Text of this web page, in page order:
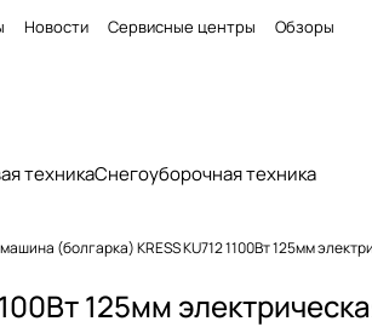
Новости Сервисные центры Обзоры
техникаСнегоуборочная техника
(болгарка) KRESS KU712 1100Вт 125мм
125мм